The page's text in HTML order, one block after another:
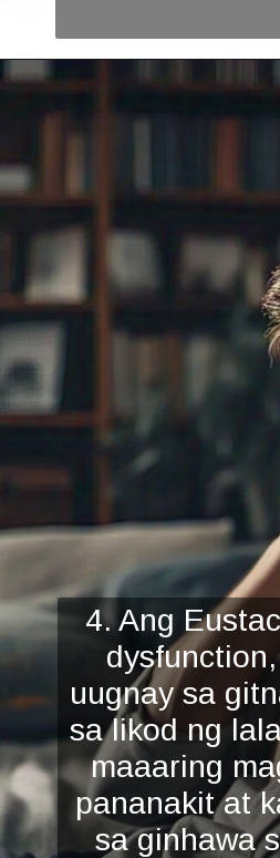
4. Ang
uugnay sa
sa likod ng
maaaring
pananakit at
sa ginhawa